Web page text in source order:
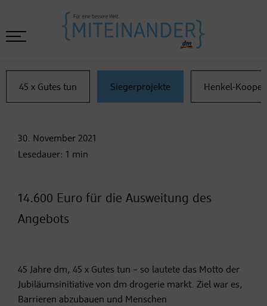
45 x Gutes tun Siegerprojekte Henkel-
30. November 2021
Lesedauer: 1 min
14.600 Euro für die Ausweitung des
Angebots
45 Jahre dm, 45 x Gutes tun – so lautete das Motto der
Jubiläumsinitiative von dm drogerie markt. Ziel war es,
Barrieren abzubauen und Menschen